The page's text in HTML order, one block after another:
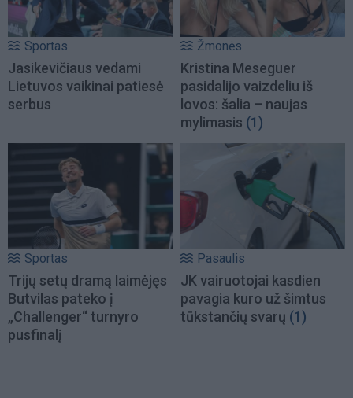
Sportas
Jasikevičiaus vedami
Lietuvos vaikinai patiesė
serbus
Žmonės
Kristina Meseguer
pasidalijo vaizdeliu iš
lovos: šalia – naujas
mylimasis (1)
Sportas
Trijų setų dramą laimėjęs
Butvilas pateko į
„Challenger“ turnyro
pusfinalį
Pasaulis
JK vairuotojai kasdien
pavagia kuro už šimtus
tūkstančių svarų (1)